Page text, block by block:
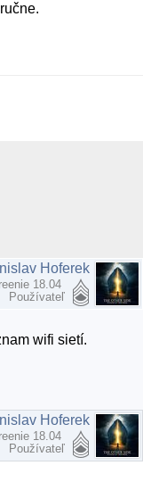
Hoferek
18.04
Používateľ
wifi sietí.
Hoferek
18.04
Používateľ